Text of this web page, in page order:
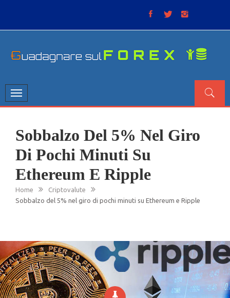
Toggle
navigation
Sobbalzo Del 5% Nel Giro
Di Pochi Minuti Su
Ethereum E Ripple
Home
Criptovalute
Sobbalzo del 5% nel giro di pochi minuti su Ethereum e Ripple